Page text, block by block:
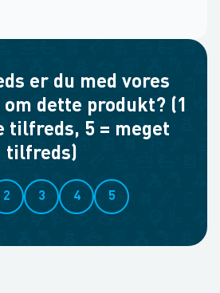
er du med vores
dette produkt? (1
tilfreds, 5 = meget
tilfreds)
2 3 4 5